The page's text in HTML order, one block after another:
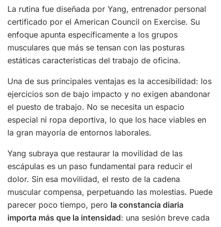
La rutina fue diseñada por Yang, entrenador personal
certificado por el American Council on Exercise. Su
enfoque apunta específicamente a los grupos
musculares que más se tensan con las posturas
estáticas características del trabajo de oficina.
Una de sus principales ventajas es la accesibilidad: los
ejercicios son de bajo impacto y no exigen abandonar
el puesto de trabajo. No se necesita un espacio
especial ni ropa deportiva, lo que los hace viables en
la gran mayoría de entornos laborales.
Yang subraya que restaurar la movilidad de las
escápulas es un paso fundamental para reducir el
dolor. Sin esa movilidad, el resto de la cadena
muscular compensa, perpetuando las molestias. Puede
parecer poco tiempo, pero la constancia diaria
importa más que la intensidad: una sesión breve cada